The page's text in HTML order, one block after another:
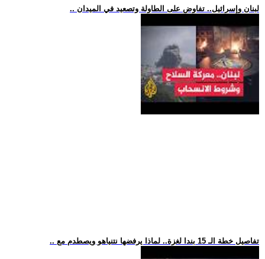
.. لبنان وإسرائيل.. تفاوض على الطاولة وتصعيد في الميدان
.. تفاصيل خطة الـ 15 بندا لغزة.. لماذا يرفضها نتنياهو ويصطدم مع